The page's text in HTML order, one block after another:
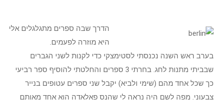
הדרך שבה ספרים מתגלגלים אלי
היא מוזרה לפעמים.
בערב ראש השנה נכנסתי לסטימצקי כדי לקנות לשני הגברים
שבביתי מתנות לחג. בחרתי 3 ספרים והחלטתי להוסיף ספר רביעי
כך שכל אחד מהם (שימי ולביא) יקבל שני ספרים עטופים בנייר
צבעוני. מפה לשם היה נראה לי שהנס פאלאדה הוא אחד מאותם